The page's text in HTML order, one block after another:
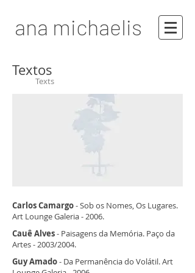
ana michaelis
Textos
Texts
Carlos Camargo- Sob os Nomes, Os Lugares.
Art Lounge Galeria - 2006.
Cauê Alves- Paisagens da Memória. Paço da
Artes - 2003/2004.
Guy Amado- Da Permanência do Volátil. Art